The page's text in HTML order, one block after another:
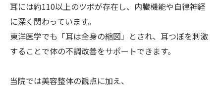
耳には約110以上のツボが存在し、内臓機能や自律神経
に深く関わっています。
東洋医学でも「耳は全身の縮図」とされ、耳つぼを刺激
することで体の不調改善をサポートできます。
当院では美容整体の観点に加え、